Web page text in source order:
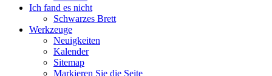
Ich fand es nicht
Schwarzes Brett
Werkzeuge
Neuigkeiten
Kalender
Sitemap
Markieren Sie die Seite